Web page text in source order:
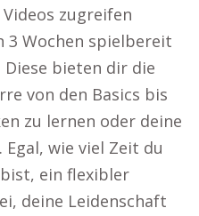
zugreifen
3 Wochen spielbereit
Diese bieten dir die
von den Basics bis
zu lernen oder deine
wie viel Zeit du
ein flexibler
deine Leidenschaft